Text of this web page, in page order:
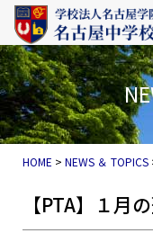
コンテンツへスキップ
メインナビゲ
HOME >NEWS ＆ TOPICS
【PTA】１月